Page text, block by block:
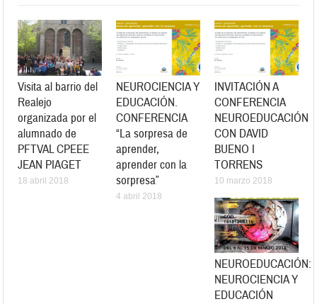
Visita al barrio del
Realejo
organizada por el
alumnado de
PFTVAL CPEEE
JEAN PIAGET
18 abril 2018
NEUROCIENCIA Y
EDUCACIÓN.
CONFERENCIA
“La sorpresa de
aprender,
aprender con la
sorpresa”
4 abril 2018
INVITACIÓN A
CONFERENCIA
NEUROEDUCACIÓN
CON DAVID
BUENO I
TORRENS
10 marzo 2018
NEUROEDUCACIÓN:
NEUROCIENCIA Y
EDUCACIÓN